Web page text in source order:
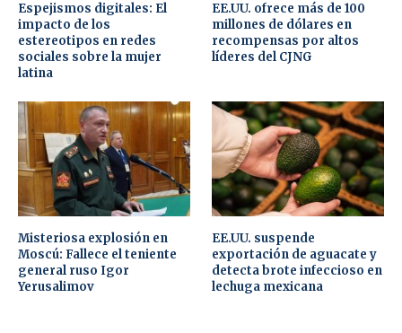
Espejismos digitales: El
impacto de los
estereotipos en redes
sociales sobre la mujer
latina
EE.UU. ofrece más de 100
millones de dólares en
recompensas por altos
líderes del CJNG
Misteriosa explosión en
Moscú: Fallece el teniente
general ruso Igor
Yerusalimov
EE.UU. suspende
exportación de aguacate y
detecta brote infeccioso en
lechuga mexicana